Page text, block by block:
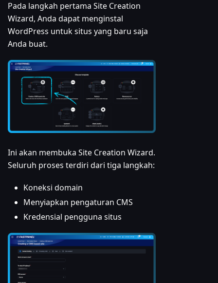
Pada langkah pertama Site Creation
Wizard, Anda dapat menginstal
WordPress untuk situs yang baru saja
Anda buat.
Ini akan membuka Site Creation Wizard.
Seluruh proses terdiri dari tiga langkah:
Koneksi domain
Menyiapkan pengaturan CMS
Kredensial pengguna situs